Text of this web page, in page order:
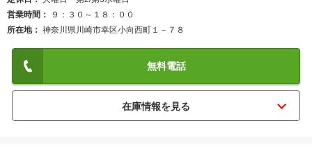
営業時間
９：３０～１８：００
所在地
神奈川県川崎市幸区小向西町１－７８
無料電話